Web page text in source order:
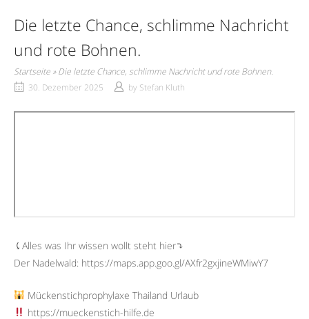
Die letzte Chance, schlimme Nachricht
und rote Bohnen.
Startseite »Die letzte Chance, schlimme Nachricht und rote Bohnen.
30. Dezember 2025
by Stefan Kluth
⤹Alles was Ihr wissen wollt steht hier⤵︎
Der Nadelwald: https://maps.app.goo.gl/AXfr2gxjineWMiwY7
Mückenstichprophylaxe Thailand Urlaub
https://mueckenstich-hilfe.de